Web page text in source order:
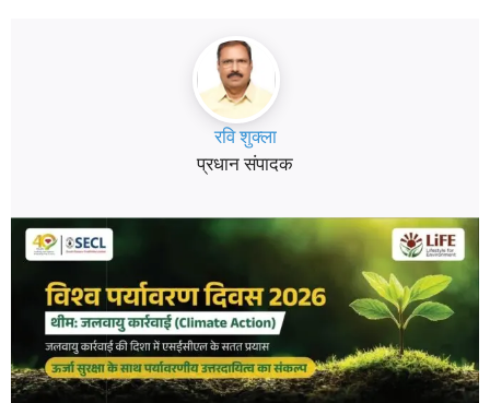
रवि शुक्ला
प्रधान संपादक